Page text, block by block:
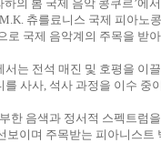
의 봄 국제 음악 콩쿠르’에
츄를료니스 국제 피아노
로 국제 음악계의 주목을 받
는 전석 매진 및 호평을 이
사사, 석사 과정을 이수 중
한 음색과 정서적 스펙트럼
보이며 주목받는 피아니스트